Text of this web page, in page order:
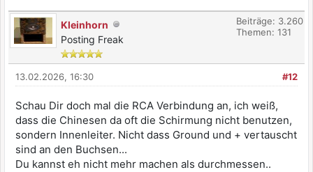
Kleinhorn
Posting Freak
Beiträge: 3.260
Themen: 131
#12
13.02.2026, 16:30
Schau Dir doch mal die RCA Verbindung an, ich weiß,
dass die Chinesen da oft die Schirmung nicht benutzen,
sondern Innenleiter. Nicht dass Ground und + vertauscht
sind an den Buchsen...
Du kannst eh nicht mehr machen als durchmessen..